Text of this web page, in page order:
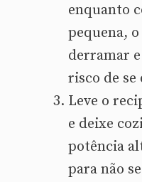
enquanto
pequena,
derramar
risco de
Leve o
e deixe
potência
para não